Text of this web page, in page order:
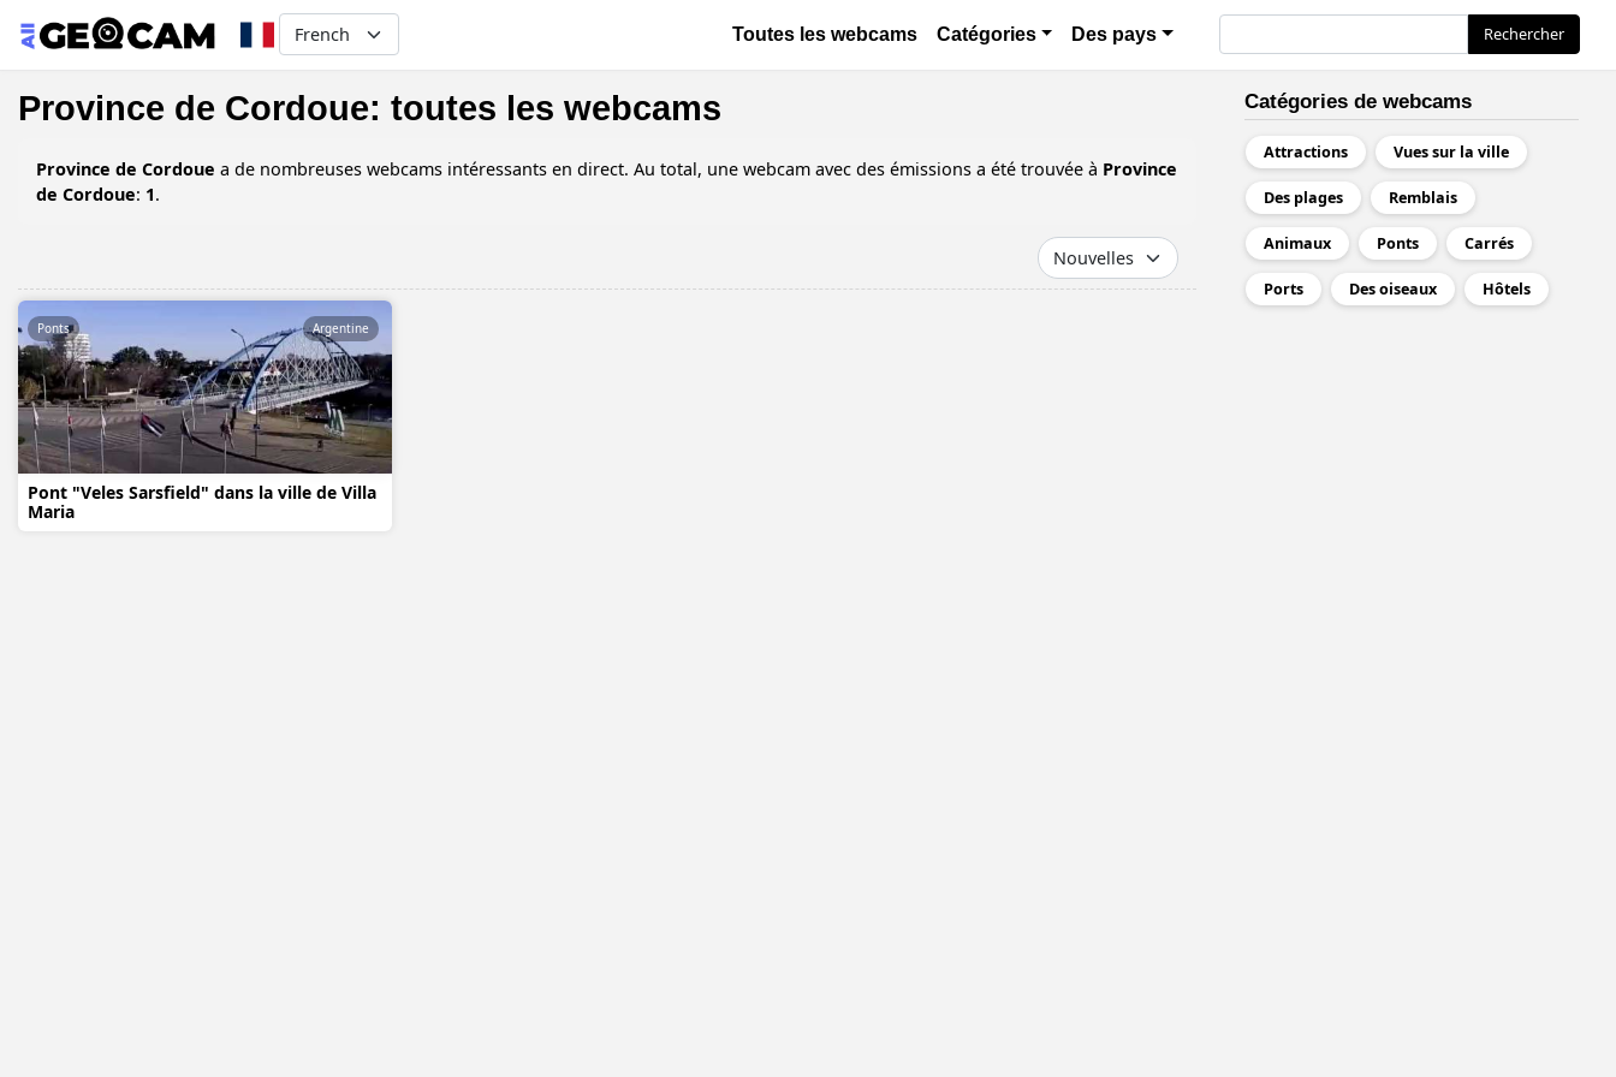
Select your language Основная навигация
Toutes les webcams Catégories Des pays Rechercher
Province de Cordoue: toutes les webcams
Province de Cordoue a de nombreuses webcams intéressants en direct. Au total, une webcam avec des émissions a été trouvée à Province
de Cordoue: 1.
Pont "Veles Sarsfield" dans la ville de Villa
Maria
Ponts Argentine
Catégories de webcams
Attractions Vues sur la ville
Des plages Remblais
Animaux Ponts Carrés
Ports Des oiseaux Hôtels